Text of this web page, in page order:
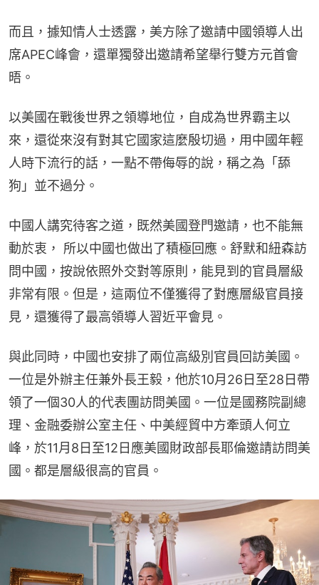
而且，據知情人士透露，美方除了邀請中國領導人出
席APEC峰會，還單獨發出邀請希望舉行雙方元首會
晤。
以美國在戰後世界之領導地位，自成為世界霸主以
來，還從來沒有對其它國家這麼殷切過，用中國年輕
人時下流行的話，一點不帶侮辱的說，稱之為「舔
狗」並不過分。
中國人講究待客之道，既然美國登門邀請，也不能無
動於衷， 所以中國也做出了積極回應。舒默和紐森訪
問中國，按說依照外交對等原則，能見到的官員層級
非常有限。但是，這兩位不僅獲得了對應層級官員接
見，還獲得了最高領導人習近平會見。
與此同時，中國也安排了兩位高級別官員回訪美國。
一位是外辦主任兼外長王毅，他於10月26日至28日帶
領了一個30人的代表團訪問美國。一位是國務院副總
理、金融委辦公室主任、中美經貿中方牽頭人何立
峰，於11月8日至12日應美國財政部長耶倫邀請訪問美
國。都是層級很高的官員。